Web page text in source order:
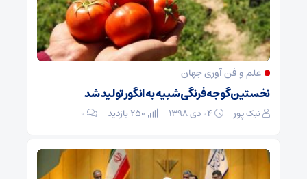
علم و فن آوری جهان
نخستین گوجه‌فرنگی شبیه به انگور تولید شد
نیک پور ۰